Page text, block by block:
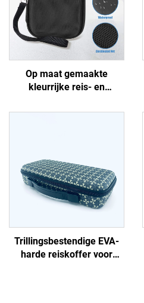
Op maat gemaakte
kleurrijke reis- en
make-up met rits; harde
Trillingsbestendige EVA-
harde reiskoffer voor